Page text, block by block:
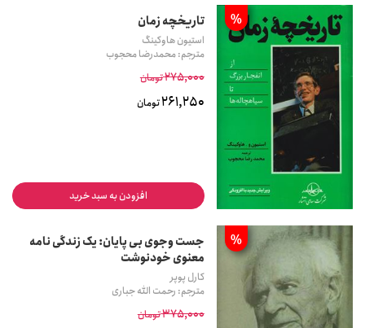
% تاریخچه زمان
استیون هاوکینگ
مترجم: محمدرضا محجوب
275,000تومان
261,250تومان
افزودن به سبد خرید
%
جست وجوی بی پایان: یک زندگی نامه
معنوی خودنوشت
کارل پوپر
مترجم: رحمت الله جباری
375,000تومان